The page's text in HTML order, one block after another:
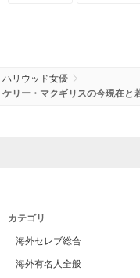
ハリウッド女優
ケリー・マクギリスの今現在と
カテゴリ
海外セレブ総合
海外有名人全般